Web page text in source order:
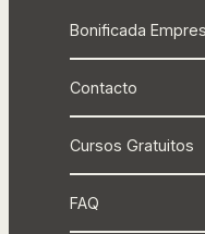
Bonificada
Contacto
Cursos Gratuitos
FAQ